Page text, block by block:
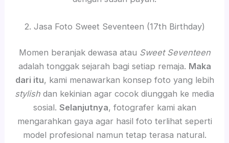
2. Jasa Foto Sweet Seventeen (17th Birthday)
Momen beranjak dewasa atau Sweet Seventeen
adalah tonggak sejarah bagi setiap remaja. Maka
dari itu, kami menawarkan konsep foto yang lebih
stylish dan kekinian agar cocok diunggah ke media
sosial. Selanjutnya, fotografer kami akan
mengarahkan gaya agar hasil foto terlihat seperti
model profesional namun tetap terasa natural.